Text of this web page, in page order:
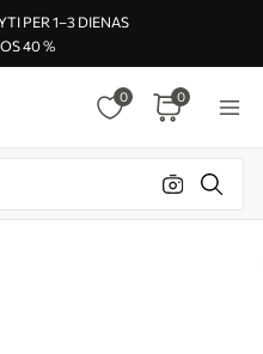
PER 1–3 DIENAS
40 %
0 0